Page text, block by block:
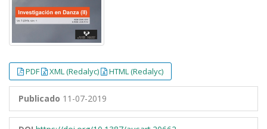
PDF XML (Redalyc) HTML (Redalyc)
Publicado 11-07-2019